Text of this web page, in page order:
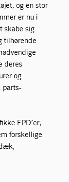
og en stor
er nu i
skabe sig
tilhørende
deres
og
parts-
EPD’er,
forskellige